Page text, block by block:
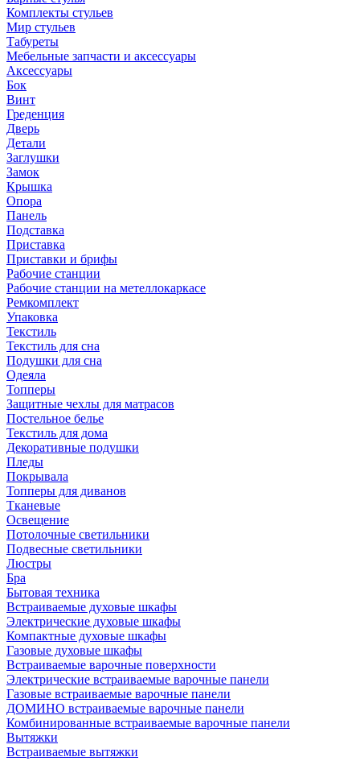
Комплекты стульев
Мир стульев
Табуреты
Мебельные запчасти и аксессуары
Аксессуары
Бок
Винт
Греденция
Дверь
Детали
Заглушки
Замок
Крышка
Опора
Панель
Подставка
Приставка
Приставки и брифы
Рабочие станции
Рабочие станции на метеллокаркасе
Ремкомплект
Упаковка
Текстиль
Текстиль для сна
Подушки для сна
Одеяла
Топперы
Защитные чехлы для матрасов
Постельное белье
Текстиль для дома
Декоративные подушки
Пледы
Покрывала
Топперы для диванов
Тканевые
Освещение
Потолочные светильники
Подвесные светильники
Люстры
Бра
Бытовая техника
Встраиваемые духовые шкафы
Электрические духовые шкафы
Компактные духовые шкафы
Газовые духовые шкафы
Встраиваемые варочные поверхности
Электрические встраиваемые варочные панели
Газовые встраиваемые варочные панели
ДОМИНО встраиваемые варочные панели
Комбинированные встраиваемые варочные панели
Вытяжки
Встраиваемые вытяжки